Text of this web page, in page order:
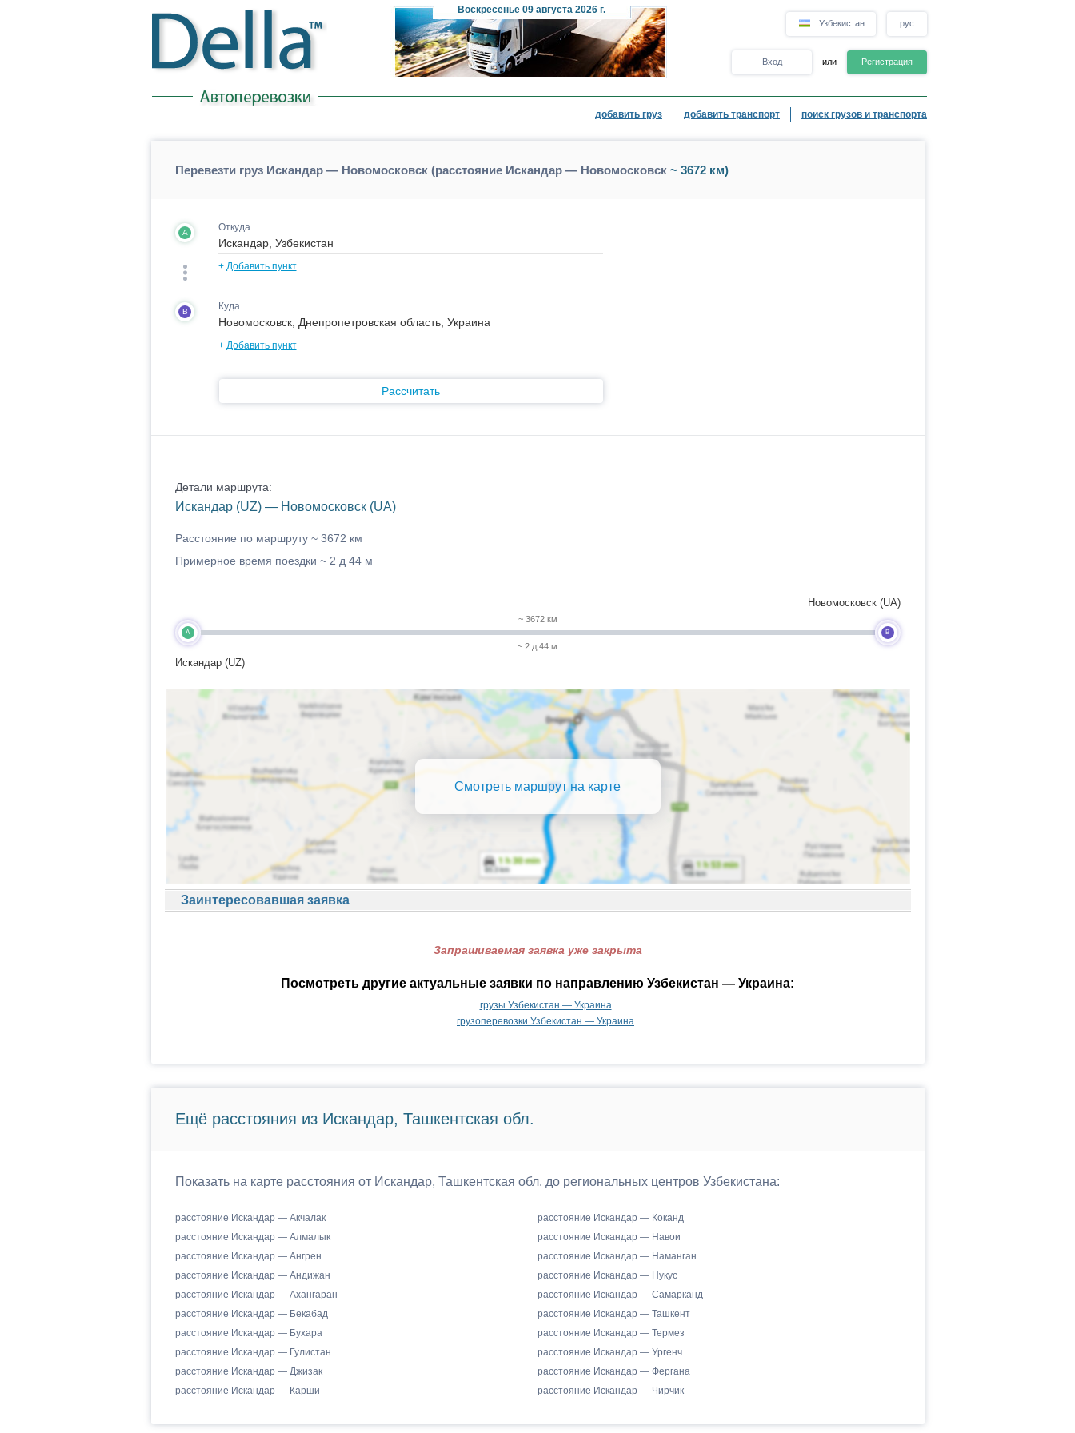
Воскресенье09 августа 2026 г.
Узбекистан рус
Вход или Регистрация
добавить груз добавить транспорт поиск грузов и транспорта
Перевезти груз Искандар — Новомосковск (расстояние Искандар — Новомосковск~ 3672 км)
A Откуда
+ Добавить пункт
B Куда
+ Добавить пункт
Рассчитать
Детали маршрута:
Искандар (UZ) — Новомосковск (UA)
Расстояние по маршруту ~ 3672 км
Примерное время поездки ~ 2 д 44 м
A
Искандар (UZ)
~ 3672 км
~ 2 д 44 м
B
Новомосковск (UA)
Смотреть маршрут на карте
Заинтересовавшая заявка
Запрашиваемая заявка уже закрыта
Посмотреть другие актуальные заявки по направлению Узбекистан — Украина:
грузы Узбекистан — Украина
грузоперевозки Узбекистан — Украина
Ещё расстояния из Искандар, Ташкентская обл.
Показать на карте расстояния от Искандар, Ташкентская обл. до региональных центров Узбекистана:
расстояние Искандар — Акчалак
расстояние Искандар — Алмалык
расстояние Искандар — Ангрен
расстояние Искандар — Андижан
расстояние Искандар — Ахангаран
расстояние Искандар — Бекабад
расстояние Искандар — Бухара
расстояние Искандар — Гулистан
расстояние Искандар — Джизак
расстояние Искандар — Карши
расстояние Искандар — Коканд
расстояние Искандар — Навои
расстояние Искандар — Наманган
расстояние Искандар — Нукус
расстояние Искандар — Самарканд
расстояние Искандар — Ташкент
расстояние Искандар — Термез
расстояние Искандар — Ургенч
расстояние Искандар — Фергана
расстояние Искандар — Чирчик